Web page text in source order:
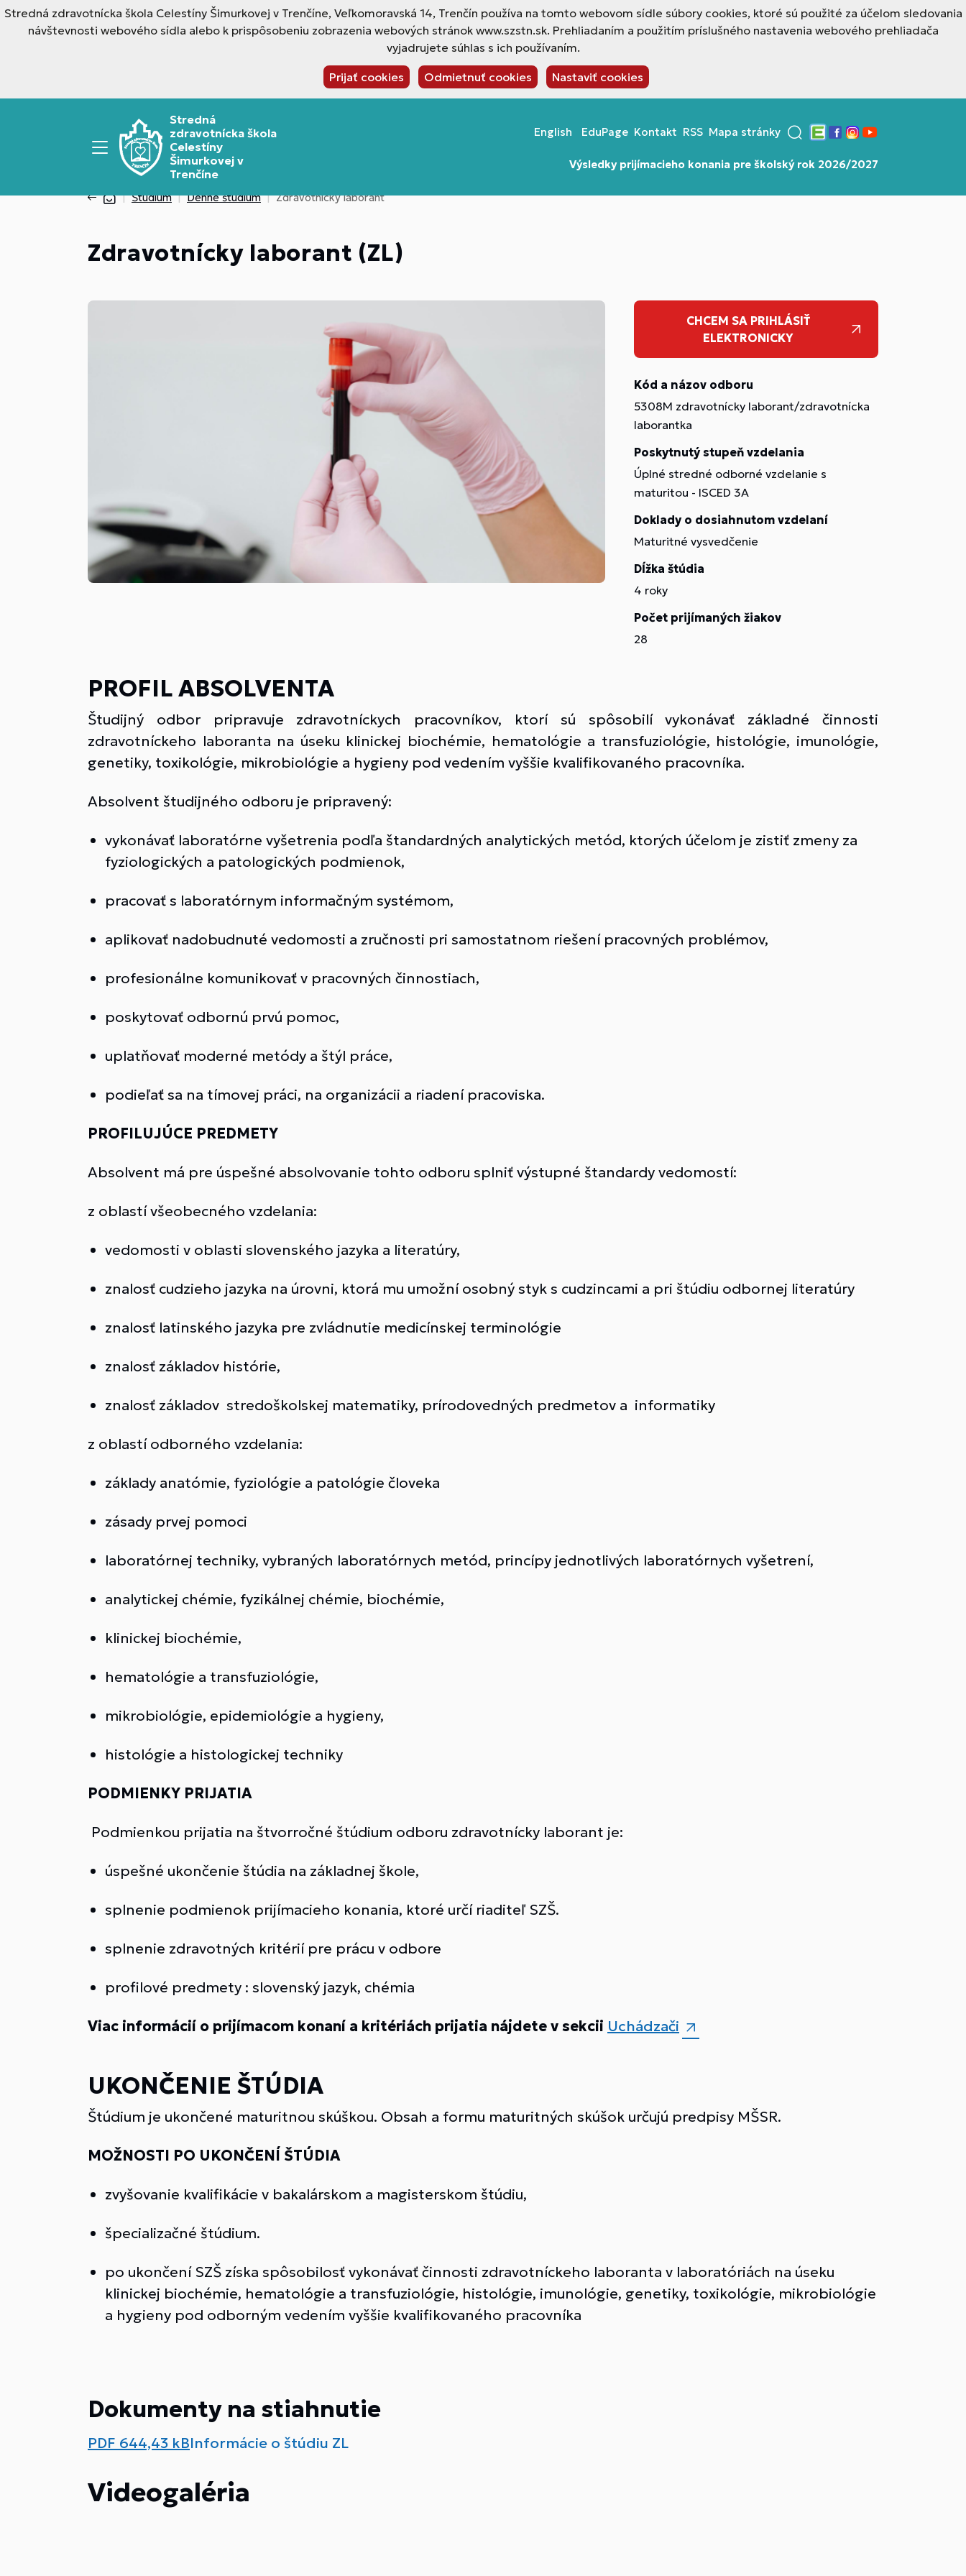
Stredná zdravotnícka škola Celestíny Šimurkovej v Trenčíne, Veľkomoravská 14, Trenčín používa na tomto webovom sídle súbory cookies, ktoré sú použité za účelom sledovania
návštevnosti webového sídla alebo k prispôsobeniu zobrazenia webových stránok www.szstn.sk. Prehliadaním a použitím príslušného nastavenia webového prehliadača
vyjadrujete súhlas s ich používaním.
Prijať cookies Odmietnuť cookies Nastaviť cookies
Stredná
zdravotnícka škola
Celestíny
Šimurkovej v
Trenčíne
English EduPage Kontakt RSS Mapa stránky
Edupage
Facebook
Instagram
YouTube
Výsledky prijímacieho konania pre školský rok 2026/2027
Štúdium Denné štúdium Zdravotnícky laborant
Zdravotnícky laborant (ZL)
CHCEM SA PRIHLÁSIŤ
ELEKTRONICKY
Kód a názov odboru
5308M zdravotnícky laborant/zdravotnícka
laborantka
Poskytnutý stupeň vzdelania
Úplné stredné odborné vzdelanie s
maturitou - ISCED 3A
Doklady o dosiahnutom vzdelaní
Maturitné vysvedčenie
Dĺžka štúdia
4 roky
Počet prijímaných žiakov
28
PROFIL ABSOLVENTA
Študijný odbor pripravuje zdravotníckych pracovníkov, ktorí sú spôsobilí vykonávať základné činnosti
zdravotníckeho laboranta na úseku klinickej biochémie, hematológie a transfuziológie, histológie, imunológie,
genetiky, toxikológie, mikrobiológie a hygieny pod vedením vyššie kvalifikovaného pracovníka.
Absolvent študijného odboru je pripravený:
vykonávať laboratórne vyšetrenia podľa štandardných analytických metód, ktorých účelom je zistiť zmeny za
fyziologických a patologických podmienok,
pracovať s laboratórnym informačným systémom,
aplikovať nadobudnuté vedomosti a zručnosti pri samostatnom riešení pracovných problémov,
profesionálne komunikovať v pracovných činnostiach,
poskytovať odbornú prvú pomoc,
uplatňovať moderné metódy a štýl práce,
podieľať sa na tímovej práci, na organizácii a riadení pracoviska.
PROFILUJÚCE PREDMETY
Absolvent má pre úspešné absolvovanie tohto odboru splniť výstupné štandardy vedomostí:
z oblastí všeobecného vzdelania:
vedomosti v oblasti slovenského jazyka a literatúry,
znalosť cudzieho jazyka na úrovni, ktorá mu umožní osobný styk s cudzincami a pri štúdiu odbornej literatúry
znalosť latinského jazyka pre zvládnutie medicínskej terminológie
znalosť základov histórie,
znalosť základov stredoškolskej matematiky, prírodovedných predmetov a informatiky
z oblastí odborného vzdelania:
základy anatómie, fyziológie a patológie človeka
zásady prvej pomoci
laboratórnej techniky, vybraných laboratórnych metód, princípy jednotlivých laboratórnych vyšetrení,
analytickej chémie, fyzikálnej chémie, biochémie,
klinickej biochémie,
hematológie a transfuziológie,
mikrobiológie, epidemiológie a hygieny,
histológie a histologickej techniky
PODMIENKY PRIJATIA
Podmienkou prijatia na štvorročné štúdium odboru zdravotnícky laborant je:
úspešné ukončenie štúdia na základnej škole,
splnenie podmienok prijímacieho konania, ktoré určí riaditeľ SZŠ.
splnenie zdravotných kritérií pre prácu v odbore
profilové predmety : slovenský jazyk, chémia
Viac informácií o prijímacom konaní a kritériách prijatia nájdete v sekcii Uchádzači
UKONČENIE ŠTÚDIA
Štúdium je ukončené maturitnou skúškou. Obsah a formu maturitných skúšok určujú predpisy MŠSR.
MOŽNOSTI PO UKONČENÍ ŠTÚDIA
zvyšovanie kvalifikácie v bakalárskom a magisterskom štúdiu,
špecializačné štúdium.
po ukončení SZŠ získa spôsobilosť vykonávať činnosti zdravotníckeho laboranta v laboratóriách na úseku
klinickej biochémie, hematológie a transfuziológie, histológie, imunológie, genetiky, toxikológie, mikrobiológie
a hygieny pod odborným vedením vyššie kvalifikovaného pracovníka
Dokumenty na stiahnutie
PDF 644,43 kBInformácie o štúdiu ZL
Videogaléria